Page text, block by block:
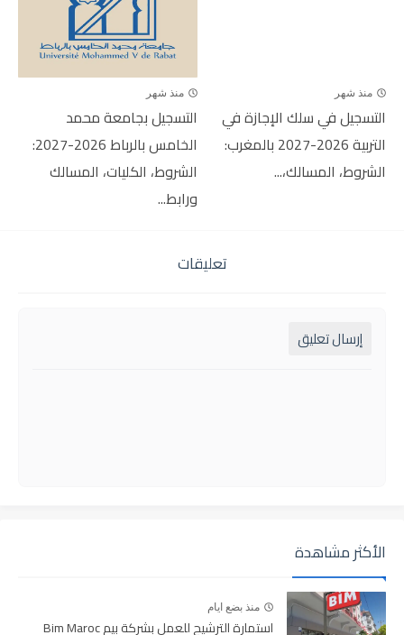
منذ شهر
التسجيل في سلك الإجازة في
التربية 2026-2027 بالمغرب:
الشروط، المسالك،...
منذ شهر
التسجيل بجامعة محمد
الخامس بالرباط 2026-2027:
الشروط، الكليات، المسالك
ورابط...
تعليقات
إرسال تعليق
الأكثر مشاهدة
منذ بضع ايام
استمارة الترشيح للعمل بشركة بيم Bim Maroc